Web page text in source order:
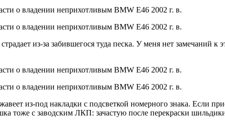
из-за забившегося туда песка. У меня нет замечаний к
из-под накладки с подсветкой номерного знака. Если
тоже с заводским ЛКП: зачастую после перекраски